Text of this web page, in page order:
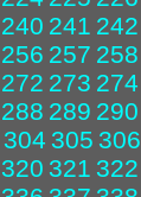
240 241 242
256 257 258
272 273 274
288 289 290
304 305 306
320 321 322